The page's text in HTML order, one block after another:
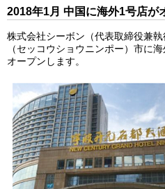
2018年1月 中国に海外1号店が
株式会社シーボン（代表取締役兼
（セッコウショウニンポー）市に
オープンします。